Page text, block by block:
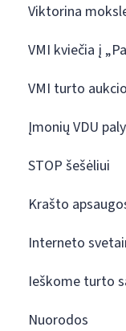
Viktorina
VMI kviečia į
VMI turto
Įmonių VDU
STOP šešėliui
Krašto
Interneto
Ieškome turto
Nuorodos